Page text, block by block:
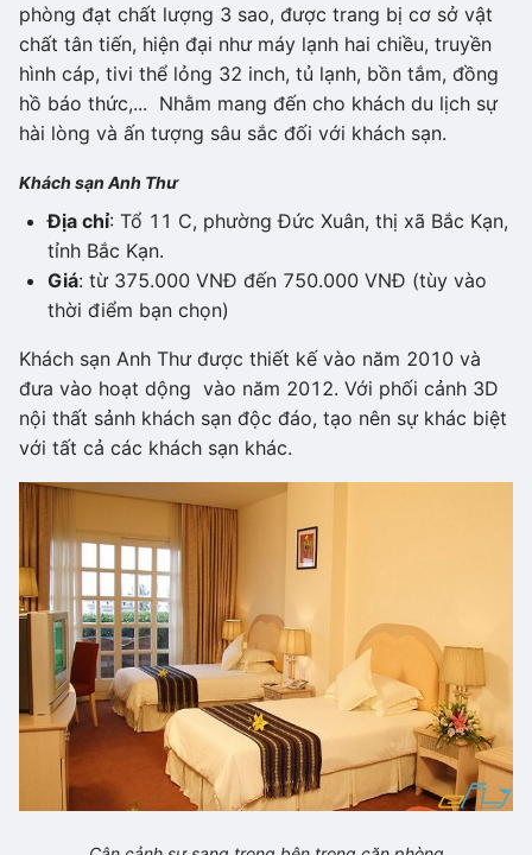
phòng đạt chất lượng 3 sao, được trang bị cơ sở vật
chất tân tiến, hiện đại như máy lạnh hai chiều, truyền
hình cáp, tivi thể lỏng 32 inch, tủ lạnh, bồn tắm, đồng
hồ báo thức,... Nhằm mang đến cho khách du lịch sự
hài lòng và ấn tượng sâu sắc đối với khách sạn.
Khách sạn Anh Thư
Địa chỉ: Tổ 11 C, phường Đức Xuân, thị xã Bắc Kạn,
tỉnh Bắc Kạn.
Giá: từ 375.000 VNĐ đến 750.000 VNĐ (tùy vào
thời điểm bạn chọn)
Khách sạn Anh Thư được thiết kế vào năm 2010 và
đưa vào hoạt dộng vào năm 2012. Với phối cảnh 3D
nội thất sảnh khách sạn độc đáo, tạo nên sự khác biệt
với tất cả các khách sạn khác.